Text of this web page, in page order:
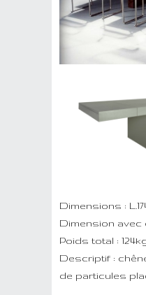
Dimensions :
Dimension avec
Poids total :
Descriptif :
de particules